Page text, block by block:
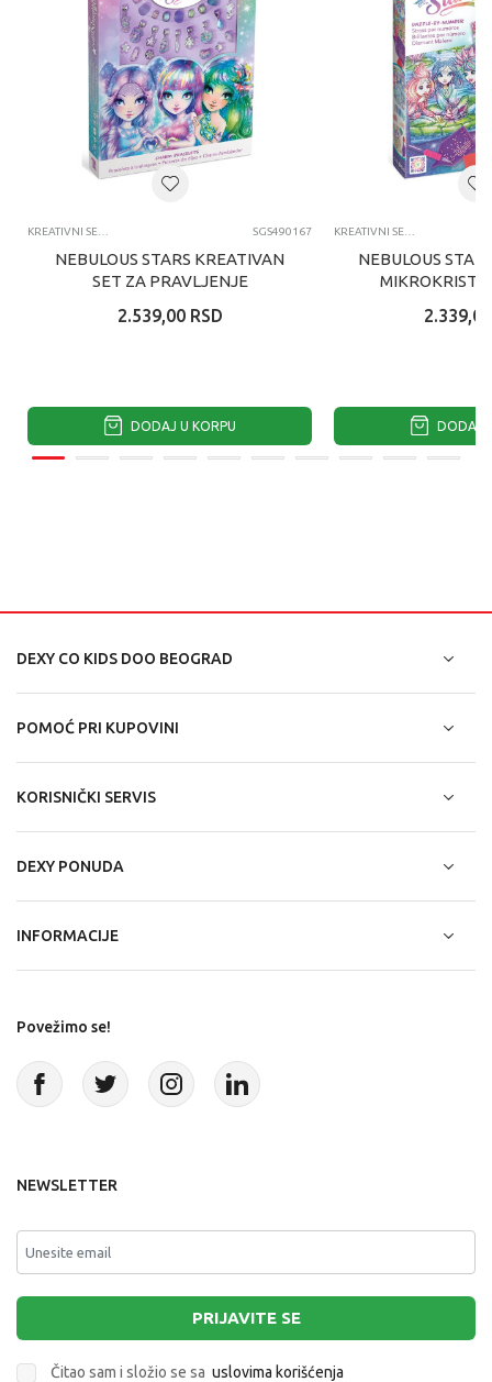
KREATIVNI SETOVI OSTALO SGS490167
NEBULOUS STARS KREATIVAN
SET ZA PRAVLJENJE
2.539,00 RSD
DODAJ U KORPU
KREATIVNI SETOVI OSTALO
NEBULOUS
2.339,00
DODAJ
DEXY CO KIDS DOO BEOGRAD
POMOĆ PRI KUPOVINI
KORISNIČKI SERVIS
DEXY PONUDA
INFORMACIJE
Povežimo se!
NEWSLETTER
PRIJAVITE SE
Čitao sam i složio se sa uslovima korišćenja